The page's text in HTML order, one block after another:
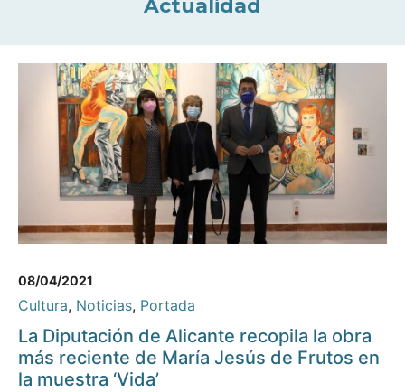
Actualidad
08/04/2021
Cultura, Noticias, Portada
La Diputación de Alicante recopila la obra
más reciente de María Jesús de Frutos en
la muestra ‘Vida’